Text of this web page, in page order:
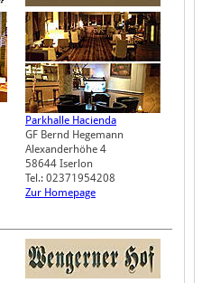
Parkhalle Hacienda
GF Bernd Hegemann
Alexanderhöhe 4
58644 Iserlon
Tel.: 02371954208
Zur Homepage